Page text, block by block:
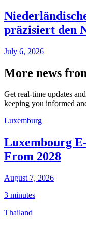
präzisiert den
July 6, 2026
More news
Get real-time updates
keeping you informed
Luxemburg
Luxembourg
From 2028
August 7, 2026
3 minutes
Thailand